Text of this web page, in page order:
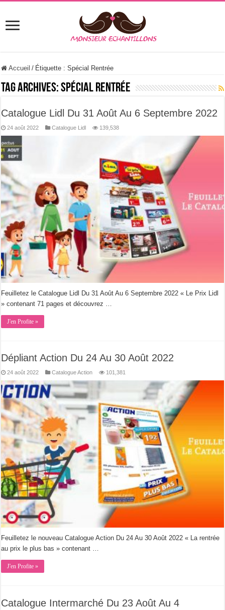
Accueil / Étiquette :Spécial Rentrée
Tag Archives:Spécial Rentrée
Catalogue Lidl Du 31 Août Au 6 Septembre 2022
24 août 2022 Catalogue Lidl 139,538
Feuilletez le Catalogue Lidl Du 31 Août Au 6 Septembre 2022 « Le Prix Lidl
» contenant 71 pages et découvrez …
J'en Profite »
Dépliant Action Du 24 Au 30 Août 2022
24 août 2022 Catalogue Action 101,381
Feuilletez le nouveau Catalogue Action Du 24 Au 30 Août 2022 « La rentrée
au prix le plus bas » contenant …
J'en Profite »
Catalogue Intermarché Du 23 Août Au 4